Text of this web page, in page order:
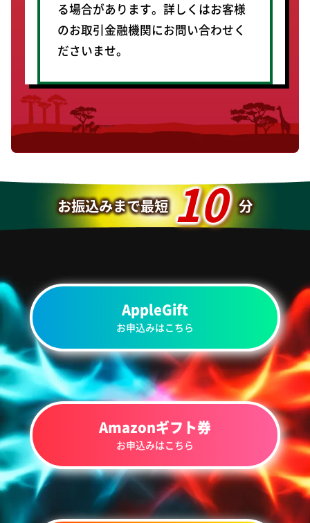
る場合があります。詳しくはお客様
のお取引金融機関にお問い合わせく
ださいませ。
お振込みまで最短 10 分
AppleGift
お申込みはこちら
Amazonギフト券
お申込みはこちら